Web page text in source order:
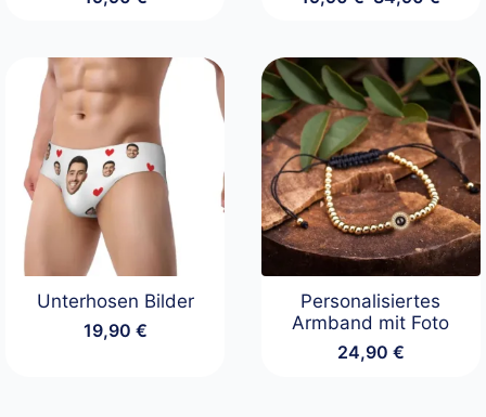
Preisspanne:
34,90 €
Unterhosen Bilder
19,90 €
Personalisiertes
Armband mit Foto
24,90 €